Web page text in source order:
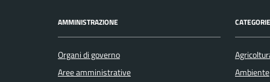
AMMINISTRAZIONE
Organi di governo
Aree amministrative
Ambiente